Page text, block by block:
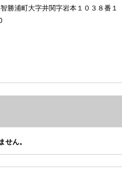
勝浦町大字井関字岩本１０３８番１
せん。